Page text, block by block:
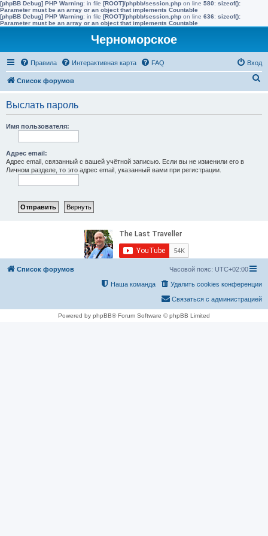
[phpBB Debug] PHP Warning: in file [ROOT]/phpbb/session.php on line 580: sizeof():
Parameter must be an array or an object that implements Countable
[phpBB Debug] PHP Warning: in file [ROOT]/phpbb/session.php on line 636: sizeof():
Parameter must be an array or an object that implements Countable
Черноморское
Правила Интерактивная карта FAQ Вход
Список форумов
Выслать пароль
Имя пользователя:
Адрес email:
Адрес email, связанный с вашей учётной записью. Если вы не изменили его в
Личном разделе, то это адрес email, указанный вами при регистрации.
Список форумов Часовой пояс: UTC+02:00
Удалить cookies конференции
Наша команда
Связаться с администрацией
Powered by phpBB® Forum Software © phpBB Limited